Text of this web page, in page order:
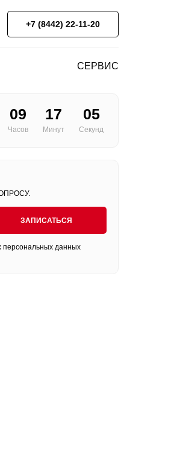
+7 (8442) 22-11-20
СЕРВИС
персональных данных
ЗАПИСАТЬСЯ
Часов
09
Минут
17
Секунд
04